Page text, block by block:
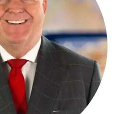
seiner Ausbildung
absolvierte er 1991
den Abschluss als
der Bankakademie.
mehr